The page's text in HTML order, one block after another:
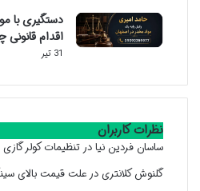
دستگیری با
اقدام
31 تیر
نظرات کاربران
ساسان فردین نیادرتنظیمات کولر
گلنوش کلانتریدرعلت قیمت بالای